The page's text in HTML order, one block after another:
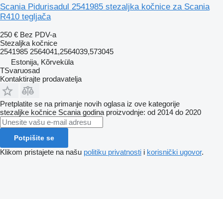
Scania Pidurisadul 2541985 stezaljka kočnice za Scania
R410 tegljača
250 € Bez PDV-a
Stezaljkа kočnice
2541985 2564041,2564039,573045
Estonija, Kõrveküla
TSvaruosad
Kontaktirajte prodavatelja
Pretplatite se na primanje novih oglasa iz ove kategorije
stezaljkе kočnice Scania godina proizvodnje: od 2014 do 2020
Potpišite se
Klikom pristajete na našu politiku privatnosti i korisnički ugovor.